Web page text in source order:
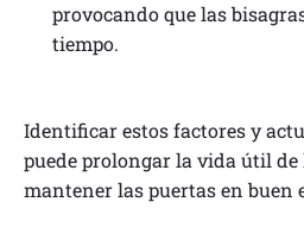
provocando que las
tiempo.
Identificar estos factores y
puede prolongar la vida útil de
mantener las puertas en buen